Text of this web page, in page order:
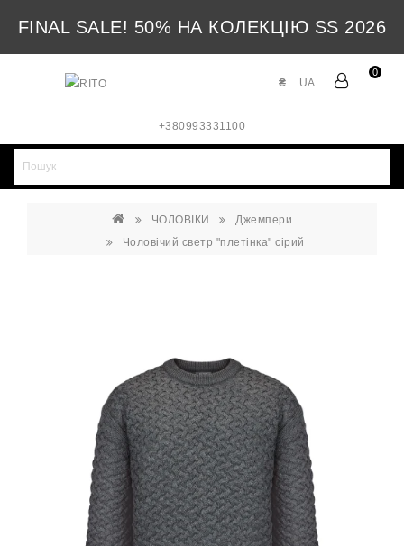
FINAL SALE! 50% НА КОЛЕКЦІЮ SS 2026
0
UA
₴
+380993331100
ЧОЛОВІКИ
Джемпери
Чоловічий светр "плетінка" сірий